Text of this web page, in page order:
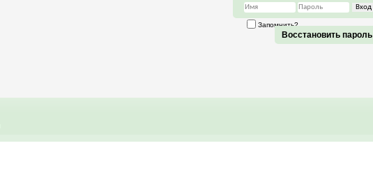
Запомнить?
Восстановить пароль